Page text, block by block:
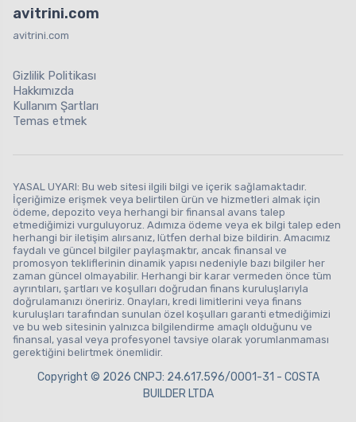
avitrini.com
avitrini.com
Gizlilik Politikası
Hakkımızda
Kullanım Şartları
Temas etmek
YASAL UYARI: Bu web sitesi ilgili bilgi ve içerik sağlamaktadır.
İçeriğimize erişmek veya belirtilen ürün ve hizmetleri almak için
ödeme, depozito veya herhangi bir finansal avans talep
etmediğimizi vurguluyoruz. Adımıza ödeme veya ek bilgi talep eden
herhangi bir iletişim alırsanız, lütfen derhal bize bildirin. Amacımız
faydalı ve güncel bilgiler paylaşmaktır, ancak finansal ve
promosyon tekliflerinin dinamik yapısı nedeniyle bazı bilgiler her
zaman güncel olmayabilir. Herhangi bir karar vermeden önce tüm
ayrıntıları, şartları ve koşulları doğrudan finans kuruluşlarıyla
doğrulamanızı öneririz. Onayları, kredi limitlerini veya finans
kuruluşları tarafından sunulan özel koşulları garanti etmediğimizi
ve bu web sitesinin yalnızca bilgilendirme amaçlı olduğunu ve
finansal, yasal veya profesyonel tavsiye olarak yorumlanmaması
gerektiğini belirtmek önemlidir.
Copyright © 2026 CNPJ: 24.617.596/0001-31 - COSTA
BUILDER LTDA